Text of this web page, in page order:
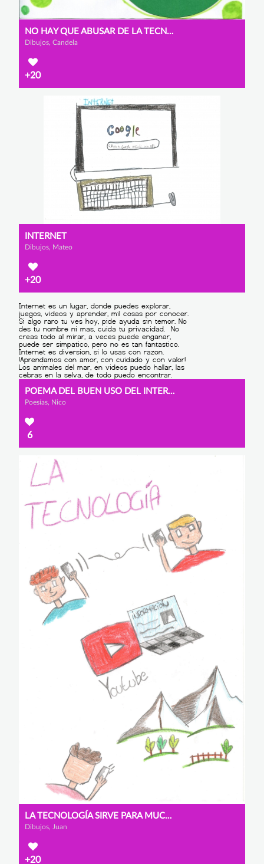
NO HAY QUE ABUSAR DE LA TECNOLOGÍA
Dibujos, Candela
+20
INTERNET
Dibujos, Mateo
+20
POEMA DEL BUEN USO DEL INTERNET
Poesías, Nico
6
LA TECNOLOGÍA SIRVE PARA MUCHAS COSAS
Dibujos, Juan
+20